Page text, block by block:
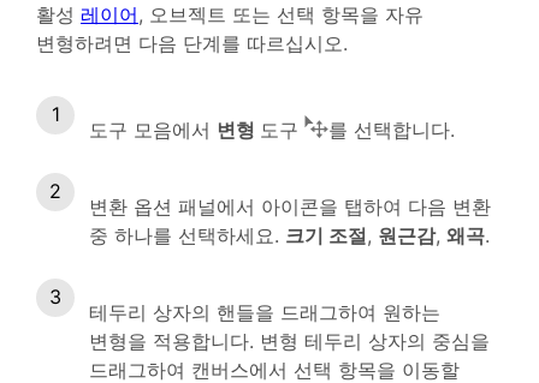
활성 레이어, 오브젝트 또는 선택 항목을 자유
변형하려면 다음 단계를 따르십시오.
도구 모음에서 변형 도구 를 선택합니다.
변환 옵션 패널에서 아이콘을 탭하여 다음 변환
중 하나를 선택하세요. 크기 조절, 원근감, 왜곡.
테두리 상자의 핸들을 드래그하여 원하는
변형을 적용합니다. 변형 테두리 상자의 중심을
드래그하여 캔버스에서 선택 항목을 이동할